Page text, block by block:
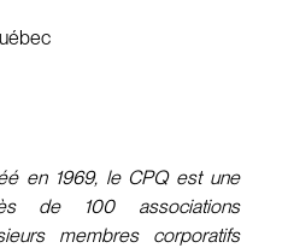
en 1969, le CPQ est une
de 100 associations
membres corporatifs